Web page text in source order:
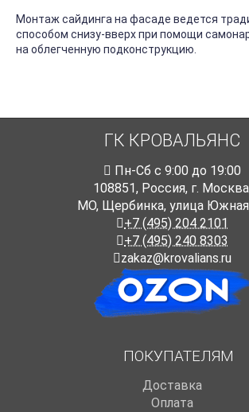
Монтаж сайдинга на фасаде ведется
способом снизу-вверх при помощи
на облегченную подконструкцию.
ГК КРОВАЛЬЯНС
Пн-Cб с 9:00 до 19:00
108851, Россия, г. Москва
МО, Щербинка, улица
+7 (495) 204 2101
+7 (495) 240 8303
zakaz@krovalians.ru
ПОКУПАТЕЛЯМ
Доставка
Оплата